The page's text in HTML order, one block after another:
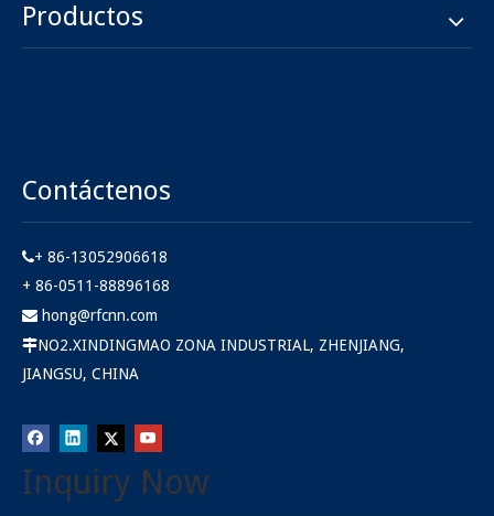
Productos
Contáctenos
+ 86-13052906618
+ 86-0511-88896168
 hong@rfcnn.com
NO2.XINDINGMAO ZONA INDUSTRIAL, ZHENJIANG,
JIANGSU, CHINA
Inquiry Now